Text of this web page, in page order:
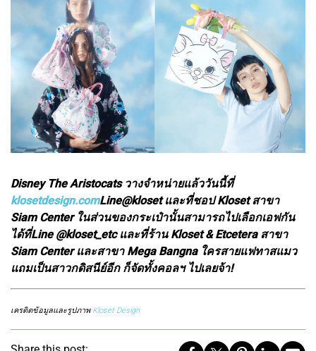
Disney The Aristocats วางจำหน่ายแล้ววันนี้ที่
klosetdesign.comLine@kloset และที่ชอป Kloset สาขา
Siam Center ในส่วนของกระเป๋านั้นสามารถไปเลือกเอฟกัน
ได้ที่Line @kloset_etc และที่ร้าน Kloset & Etcetera สาขา
Siam Center และสาขา Mega Bangna ใครสายแฟทาสแมว
แถมเป็นสาวกดิสนีย์อีก ก็จัดทั้งคอลฯ ไปเลยจ้า!
เครดิตข้อมูลและรูปภาพ Kloset Design